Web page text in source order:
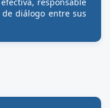
responsable
diálogo entre sus